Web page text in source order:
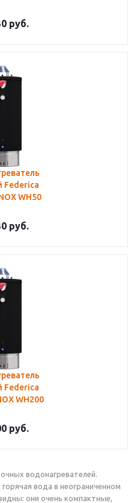
руб.
Federica
WH50
руб.
Federica
WH200
руб.
водонагревателей.
вода в неограниченном
они очень компактные,